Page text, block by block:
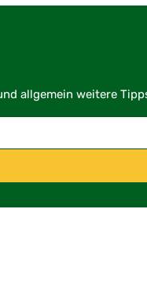
allgemein weitere